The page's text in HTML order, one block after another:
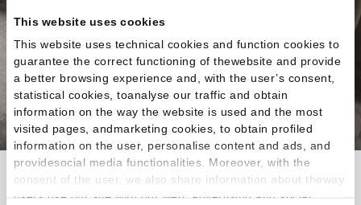
This website uses cookies
This website uses technical cookies and function cookies to
guarantee the correct functioning of thewebsite and provide
a better browsing experience and, with the user’s consent,
statistical cookies, toanalyse our traffic and obtain
information on the way the website is used and the most
visited pages, andmarketing cookies, to obtain profiled
information on the user, personalise content and ads, and
providesocial media functionalities. Moreover, with the
consent of the user, we also share information about theway
users use our site with our web, advertising and social
Las infinitas aptitudes del cemento.